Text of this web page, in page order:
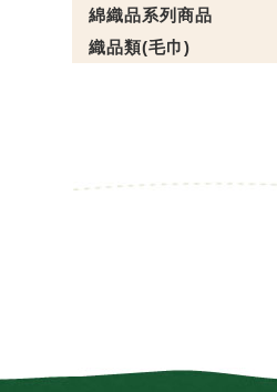
綿織品系列商品
織品類(毛巾)